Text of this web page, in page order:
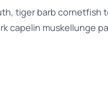
tiger barb
capelin muskellunge